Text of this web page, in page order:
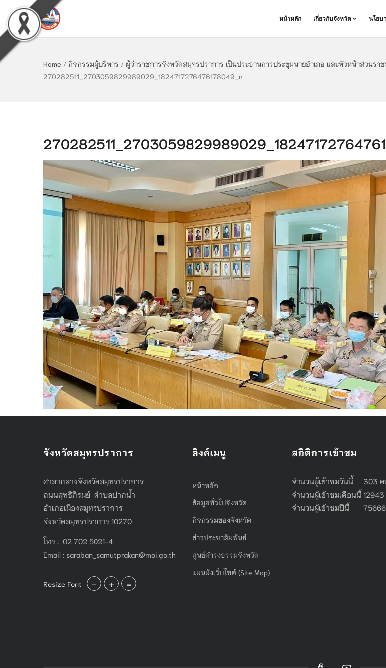
หน้าหลัก เกี่ยวกับจังหวัด นโยบ
Home / กิจกรรมผู้บริหาร / ผู้ว่าราชการจังหวัดสมุทรปราการ เป็นประธานการประชุมนายอำเภอ และหัวหน้าส่วนร
270282511_2703059829989029_1824717276476178049_n
จังหวัดสมุทรปราการ
ศาลากลางจังหวัดสมุทรปราการ
ถนนสุทธิภิรมย์ ตำบลปากน้ำ
อำเภอเมืองสมุทรปราการ
จังหวัดสมุทรปราการ 10270
โทร : 02 702 5021-4
Email : saraban_samutprakan@moi.go.th
Resize Font - + =
ลิงค์เมนู
หน้าหลัก
ข้อมูลทั่วไปจังหวัด
กิจกรรมของจังหวัด
ข่าวประชาสัมพันธ์
ศูนย์ดำรงธรรมจังหวัด
แผนผังเว็บไซต์ (Site Map)
สถิติการเข้าชม
จำนวนผู้เข้าชมวันนี้ 303 ค
จำนวนผู้เข้าชมเดือนนี้
จำนวนผู้เข้าชมปีนี้ 75666